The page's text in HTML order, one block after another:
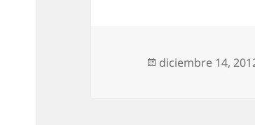
Publicado
diciembre 14,